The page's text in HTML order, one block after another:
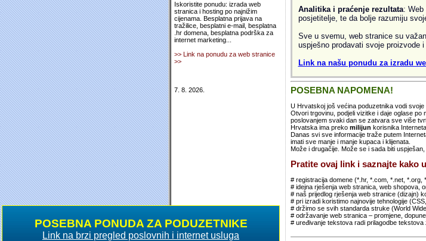
Iskoristite ponudu: izrada web
stranica i hosting po najnižim
cijenama. Besplatna prijava na
tražilice, besplatni e-mail, besplatna
.hr domena, besplatna podrška za
internet marketing...
>> Link na ponudu za web stranice
>>
7. 8. 2026.
POSEBNA PONUDA ZA PODUZETNIKE
Link na brzi pregled poslovnih i internet usluga
Analitika i praćenje rezultata: Web
posjetitelje, te da bolje razumiju
Sve u svemu, web stranice su
uspješno prodavati svoje proizvode
Link na našu ponudu za izradu
POSEBNA NAPOMENA!
U Hrvatskoj još većina poduzetnika vodi svoje
Otvori trgovinu, podjeli vizitke i daje oglase
poslovanjem svaki dan se zatvara sve više
Hrvatska ima preko milijun korisnika Interneta.
Danas svi sve informacije traže putem
imati sve manje i manje kupaca i klijenata.
Može i drugačije. Može se i sada biti
Pratite ovaj link i saznajte kako
# registracija domene (*.hr, *.com, *.net, *.org,
# idejna rješenja web stranica, web shopova,
# naš prijedlog rješenja web stranice (dizajn)
# pri izradi koristimo najnovije tehnologije
# držimo se svih standarda struke (World
# održavanje web stranica – promjene,
# uređivanje tekstova radi prilagodbe